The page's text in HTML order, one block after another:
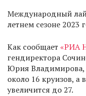
Международный
летнем сезоне 2023
Как сообщает «РИА
гендиректора
Юрия Владимирова,
около 16 круизов, а
увеличится до 27.